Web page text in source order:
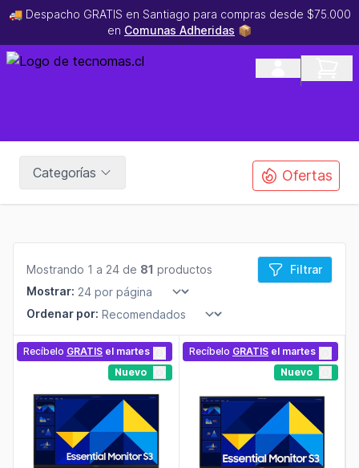
🚚 Despacho GRATIS en Santiago para compras desde $75.000
en Comunas Adheridas 📦
Categorías Ofertas
Mostrando 1 a 24 de 81 productos
Filtrar
Mostrar:
Ordenar por:
Recíbelo GRATIS el martes
Nuevo
Recíbelo GRATIS el martes
Nuevo